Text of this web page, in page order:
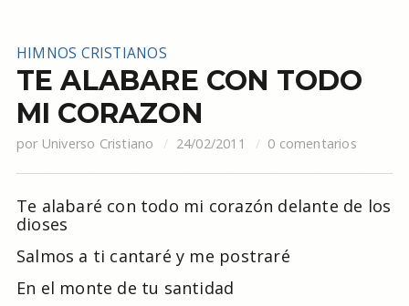
HIMNOS CRISTIANOS
TE ALABARE CON TODO
MI CORAZON
por Universo Cristiano 24/02/2011 0 comentarios
Te alabaré con todo mi corazón delante de los
dioses
Salmos a ti cantaré y me postraré
En el monte de tu santidad